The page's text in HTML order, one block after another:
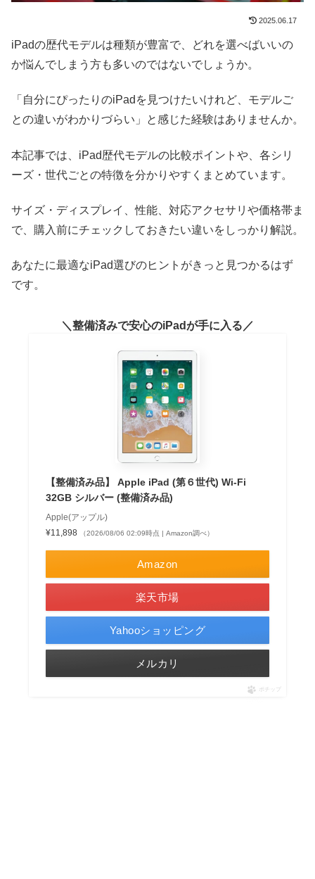
2025.06.17
iPadの歴代モデルは種類が豊富で、どれを選べばいいの
か悩んでしまう方も多いのではないでしょうか。
「自分にぴったりのiPadを見つけたいけれど、モデルご
との違いがわかりづらい」と感じた経験はありませんか。
本記事では、iPad歴代モデルの比較ポイントや、各シリ
ーズ・世代ごとの特徴を分かりやすくまとめています。
サイズ・ディスプレイ、性能、対応アクセサリや価格帯ま
で、購入前にチェックしておきたい違いをしっかり解説。
あなたに最適なiPad選びのヒントがきっと見つかるはず
です。
整備済みで安心のiPadが手に入る
【整備済み品】 Apple iPad (第６世代) Wi-Fi
32GB シルバー (整備済み品)
Apple(アップル)
¥11,898
（2026/08/06 02:09時点 | Amazon調べ）
Amazon
楽天市場
Yahooショッピング
メルカリ
ポチップ